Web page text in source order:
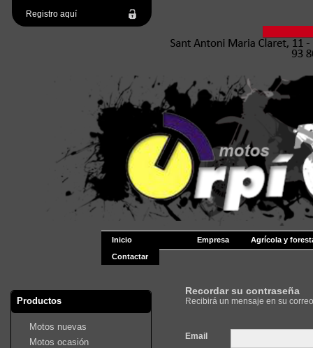
Registro aquí
Inicio Empresa
Agrícola y
Contactar
Productos
Motos nuevas
Motos ocasión
Recordar su contraseña
Recibirá un mensaje en su
Email